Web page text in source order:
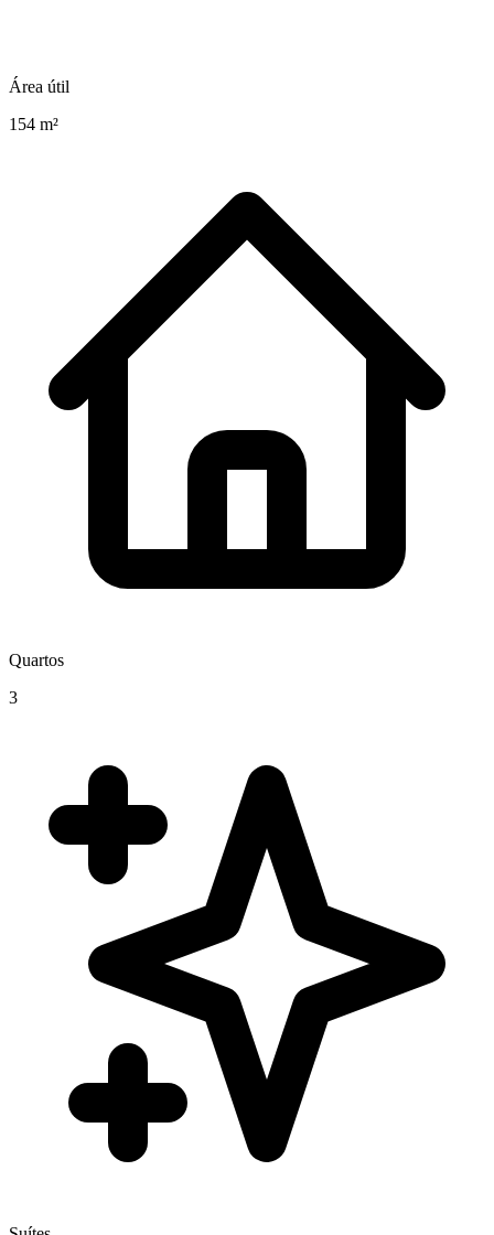
Área útil
154 m²
Quartos
3